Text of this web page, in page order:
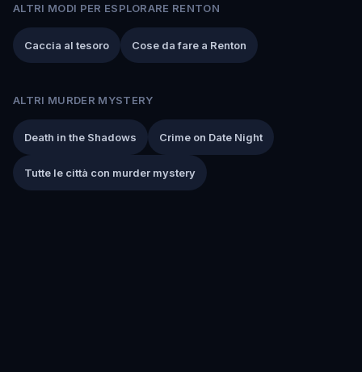
ALTRI MODI PER ESPLORARE RENTON
Caccia al tesoro Cose da fare a Renton
ALTRI MURDER MYSTERY
Death in the Shadows Crime on Date Night
Tutte le città con murder mystery